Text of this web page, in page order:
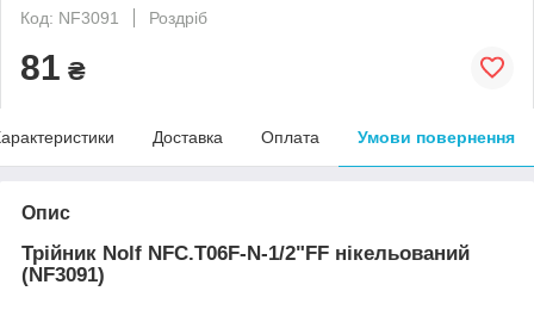
Код: NF3091
Роздріб
81 ₴
Доставка Оплата Умови повернення
Опис
Трійник Nolf NFC.T06F-N-1/2"FF нікельований
(NF3091)